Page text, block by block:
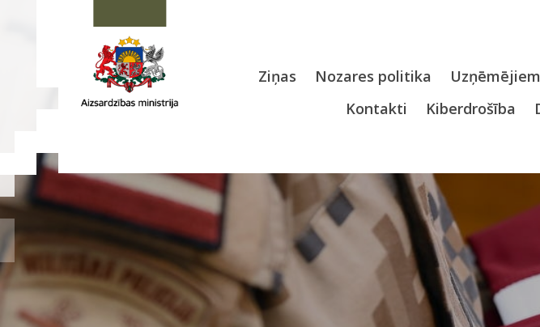
Ziņas Nozares politika Uzņēmējiem
Kontakti
Kiberdrošība